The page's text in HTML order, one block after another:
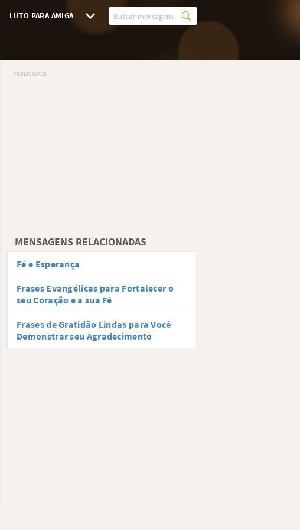
LUTO PARA AMIGA
MENSAGENS RELACIONADAS
Fé e Esperança
Frases Evangélicas para Fortalecer o
seu Coração e a sua Fé
Frases de Gratidão Lindas para Você
Demonstrar seu Agradecimento